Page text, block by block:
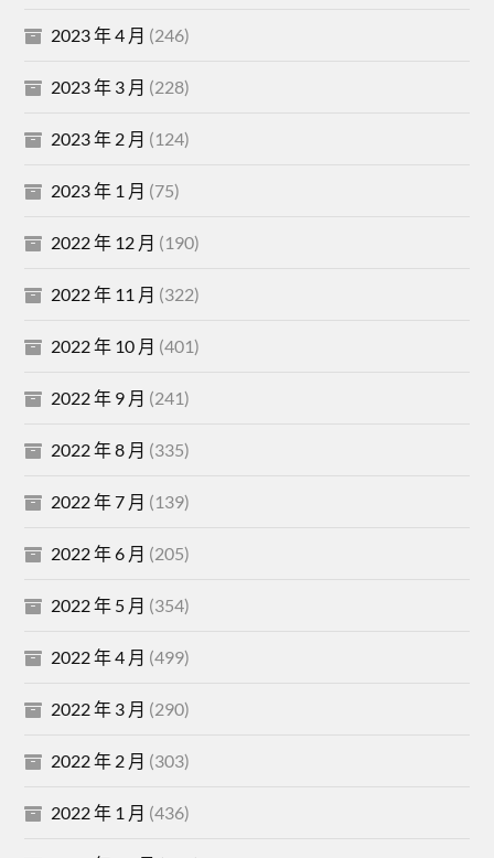
2023 年 4 月 (246)
2023 年 3 月 (228)
2023 年 2 月 (124)
2023 年 1 月 (75)
2022 年 12 月 (190)
2022 年 11 月 (322)
2022 年 10 月 (401)
2022 年 9 月 (241)
2022 年 8 月 (335)
2022 年 7 月 (139)
2022 年 6 月 (205)
2022 年 5 月 (354)
2022 年 4 月 (499)
2022 年 3 月 (290)
2022 年 2 月 (303)
2022 年 1 月 (436)